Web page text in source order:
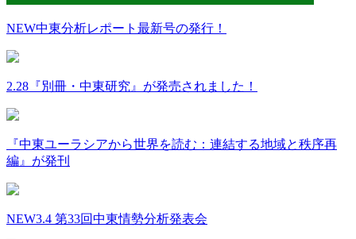
NEW中東分析レポート最新号の発行！
2.28『別冊・中東研究』が発売されました！
『中東ユーラシアから世界を読む：連結する地域と秩序再
編』が発刊
NEW3.4 第33回中東情勢分析発表会